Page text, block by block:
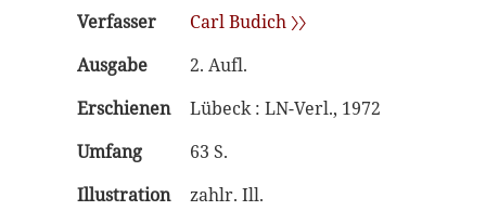
Verfasser
Carl Budich 〉〉
Ausgabe
2. Aufl.
Erschienen
Lübeck : LN-Verl., 1972
Umfang
63 S.
Illustration
zahlr. Ill.